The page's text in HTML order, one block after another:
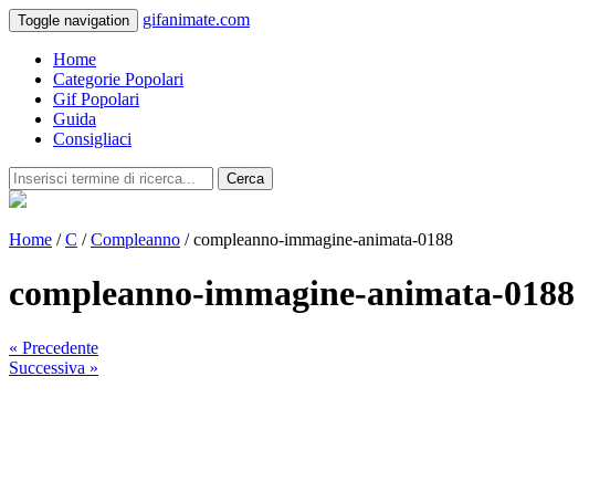
Toggle navigation gifanimate.com
Home
Categorie Popolari
Gif Popolari
Guida
Consigliaci
Cerca
Home /C /Compleanno / compleanno-immagine-animata-0188
compleanno-immagine-animata-0188
« Precedente
Successiva »